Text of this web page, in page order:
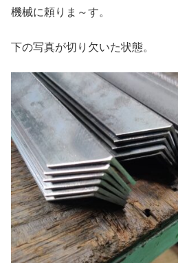
機械に頼りま～す。
下の写真が切り欠いた状態。